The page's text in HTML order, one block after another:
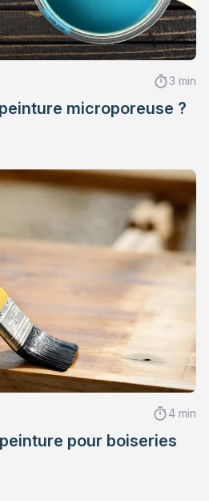
3 min
microporeuse ?
4 min
pour boiseries